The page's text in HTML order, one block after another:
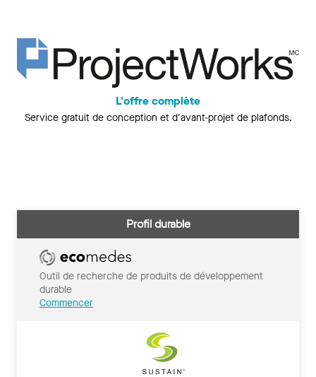
L'offre complète
Service gratuit de conception et d'avant-projet de plafonds.
Profil durable
Outil de recherche de produits de développement
durable
Commencer